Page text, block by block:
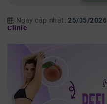
Ngày cập nhật: 25/05/2026
Clinic